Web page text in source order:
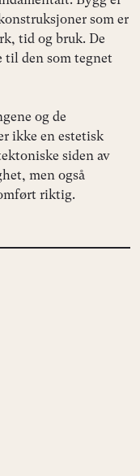
som er
tid og bruk. De
til den som tegnet
og de
ikke en estetisk
siden av
men også
riktig.